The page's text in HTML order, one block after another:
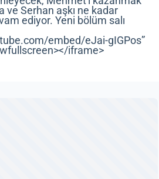
ve Serhan aşkı ne kadar
ediyor. Yeni bölüm salı
embed/eJai-gIGPos”
iframe>